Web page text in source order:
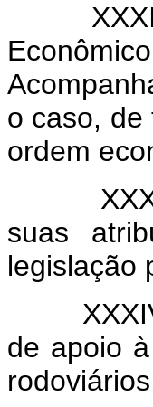
XXXII -
o caso, de
ordem
XXXIII -
suas
legislação
XXXIV -
de apoio